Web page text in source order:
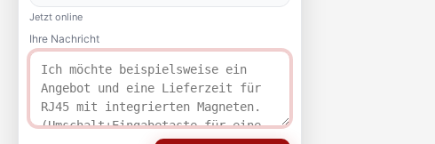
Jetzt online
Ihre Nachricht